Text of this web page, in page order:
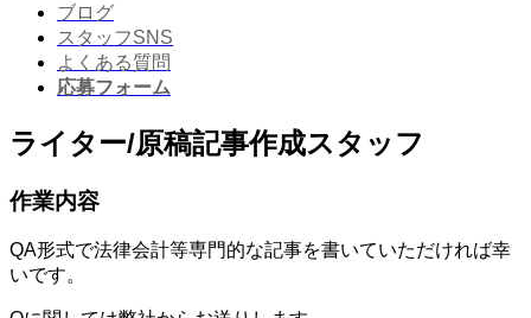
ブログ
スタッフSNS
よくある質問
応募フォーム
ライター/原稿記事作成スタッフ
作業内容
QA形式で法律会計等専門的な記事を書いていただければ幸
いです。